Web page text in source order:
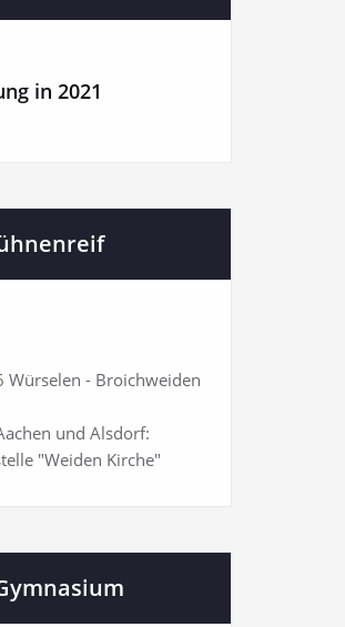
in 2021
Würselen - Broichweiden
und Alsdorf:
"Weiden Kirche"